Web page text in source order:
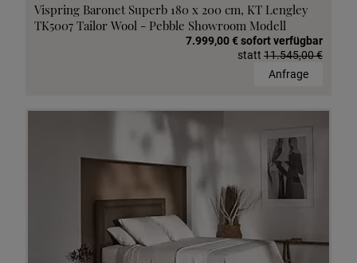
Vispring Baronet Superb 180 x 200 cm, KT Lengley
TK5007 Tailor Wool - Pebble Showroom Modell
7.999,00 € sofort verfügbar
statt 11.545,00 €
Anfrage